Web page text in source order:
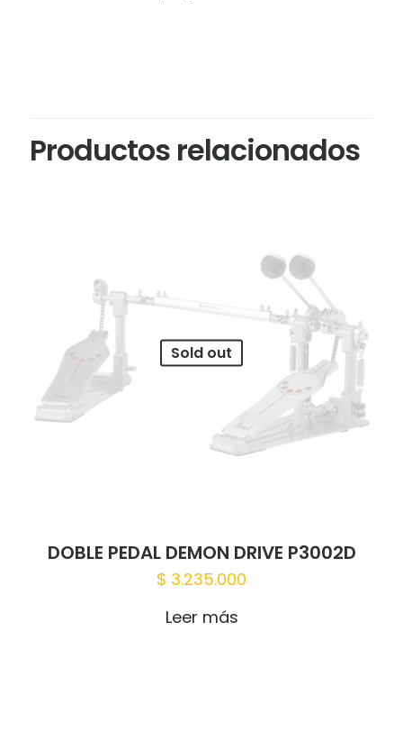
Productos relacionados
Sold out
DOBLE PEDAL DEMON DRIVE P3002D
$ 3.235.000
Leer más